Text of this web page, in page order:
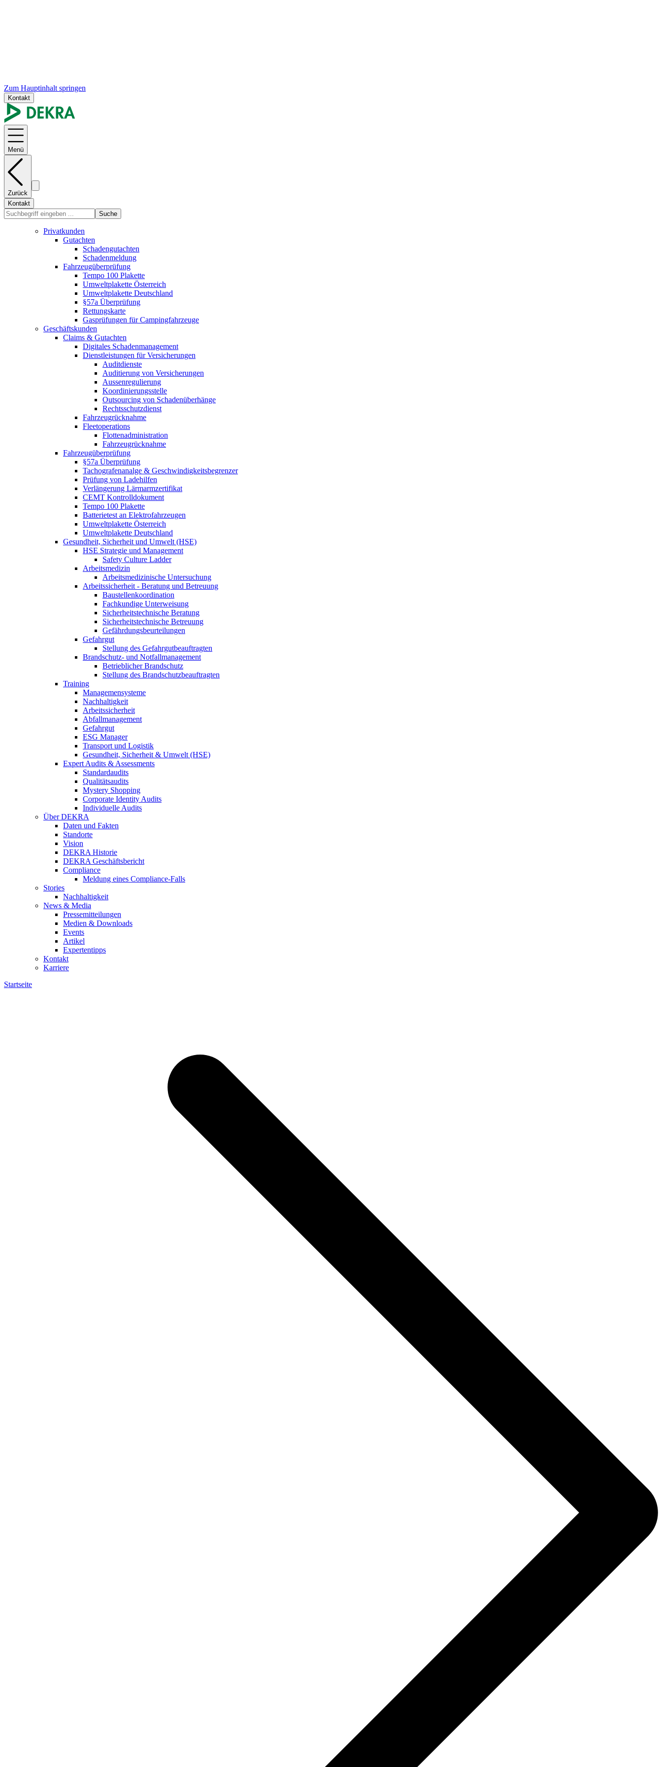
Zum Hauptinhalt springen
Kontakt
Menü
Zurück
Kontakt
Suche
Privatkunden
Gutachten
Schadengutachten
Schadenmeldung
Fahrzeugüberprüfung
Tempo 100 Plakette
Umweltplakette Österreich
Umweltplakette Deutschland
§57a Überprüfung
Rettungskarte
Gasprüfungen für Campingfahrzeuge
Geschäftskunden
Claims & Gutachten
Digitales Schadenmanagement
Dienstleistungen für Versicherungen
Auditdienste
Auditierung von Versicherungen
Aussenregulierung
Koordinierungsstelle
Outsourcing von Schadenüberhänge
Rechtsschutzdienst
Fahrzeugrücknahme
Fleetoperations
Flottenadministration
Fahrzeugrücknahme
Fahrzeugüberprüfung
§57a Überprüfung
Tachografenanalge & Geschwindigkeitsbegrenzer
Prüfung von Ladehilfen
Verlängerung Lärmarmzertifikat
CEMT Kontrolldokument
Tempo 100 Plakette
Batterietest an Elektrofahrzeugen
Umweltplakette Österreich
Umweltplakette Deutschland
Gesundheit, Sicherheit und Umwelt (HSE)
HSE Strategie und Management
Safety Culture Ladder
Arbeitsmedizin
Arbeitsmedizinische Untersuchung
Arbeitssicherheit - Beratung und Betreuung
Baustellenkoordination
Fachkundige Unterweisung
Sicherheitstechnische Beratung
Sicherheitstechnische Betreuung
Gefährdungsbeurteilungen
Gefahrgut
Stellung des Gefahrgutbeauftragten
Brandschutz- und Notfallmanagement
Betrieblicher Brandschutz
Stellung des Brandschutzbeauftragten
Training
Managemensysteme
Nachhaltigkeit
Arbeitssicherheit
Abfallmanagement
Gefahrgut
ESG Manager
Transport und Logistik
Gesundheit, Sicherheit & Umwelt (HSE)
Expert Audits & Assessments
Standardaudits
Qualitätsaudits
Mystery Shopping
Corporate Identity Audits
Individuelle Audits
Über DEKRA
Daten und Fakten
Standorte
Vision
DEKRA Historie
DEKRA Geschäftsbericht
Compliance
Meldung eines Compliance-Falls
Stories
Nachhaltigkeit
News & Media
Pressemitteilungen
Medien & Downloads
Events
Artikel
Expertentipps
Kontakt
Karriere
Startseite